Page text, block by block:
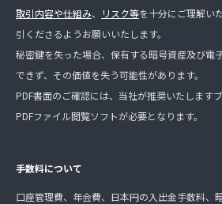
取引内容や仕組み、 リスク等を十分にご理解い
引くださるようお願いいたします。
秘密鍵を失った場合、保有する暗号資産及び電
できず、その価値を失う可能性があります。
PDF書面のご確認には、当社が推奨いたします
PDFファイル閲覧ソフトが必要となります。
手数料について
口座管理費、年会費、日本円の入出金手数料、